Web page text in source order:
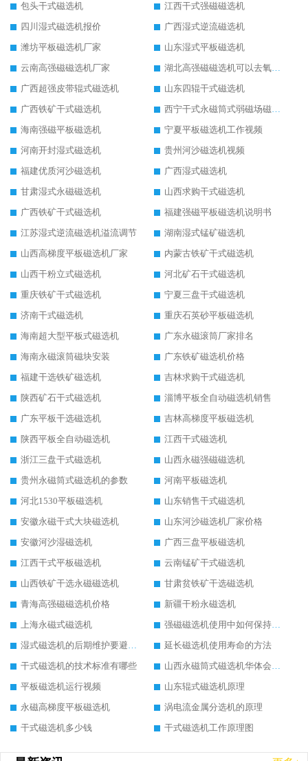
包头干式磁选机
江西干式强磁磁选机
四川湿式磁选机报价
广西湿式逆流磁选机
潍坊平板磁选机厂家
山东湿式平板磁选机
云南高强磁磁选机厂家
湖北高强磁磁选机可以去氧化铝
广西超强皮带辊式磁选机
山东四辊干式磁选机
广西铁矿干式磁选机
西宁干式永磁筒式弱磁场磁选机结构图
海南强磁平板磁选机
宁夏平板磁选机工作视频
河南开封湿式磁选机
贵州河沙磁选机视频
福建优质河沙磁选机
广西湿式磁选机
甘肃湿式永磁磁选机
山西求购干式磁选机
广西铁矿干式磁选机
福建强磁平板磁选机说明书
江苏湿式逆流磁选机溢流调节
湖南湿式锰矿磁选机
山西高梯度平板磁选机厂家
内蒙古铁矿干式磁选机
山西干粉立式磁选机
河北矿石干式磁选机
重庆铁矿干式磁选机
宁夏三盘干式磁选机
济南干式磁选机
重庆石英砂平板磁选机
海南超大型平板式磁选机
广东永磁滚筒厂家排名
海南永磁滚筒磁块安装
广东铁矿磁选机价格
福建干选铁矿磁选机
吉林求购干式磁选机
陕西矿石干式磁选机
淄博平板全自动磁选机销售
广东平板干选磁选机
吉林高梯度平板磁选机
陕西平板全自动磁选机
江西干式磁选机
浙江三盘干式磁选机
山西永磁强磁磁选机
贵州永磁筒式磁选机的参数
河南平板磁选机
河北1530平板磁选机
山东销售干式磁选机
安徽永磁干式大块磁选机
山东河沙磁选机厂家价格
安徽河沙湿磁选机
广西三盘平板磁选机
江西干式平板磁选机
云南锰矿干式磁选机
山西铁矿干选永磁磁选机
甘肃贫铁矿干选磁选机
青海高强磁磁选机价格
新疆干粉永磁选机
上海永磁式磁选机
强磁磁选机使用中如何保持其顺畅运行
湿式磁选机的后期维护要避开哪些坑
延长磁选机使用寿命的方法
干式磁选机的技术标准有哪些
山西永磁筒式磁选机华体会手机网页版-华体会(中国)
平板磁选机运行视频
山东辊式磁选机原理
永磁高梯度平板磁选机
涡电流金属分选机的原理
干式磁选机多少钱
干式磁选机工作原理图